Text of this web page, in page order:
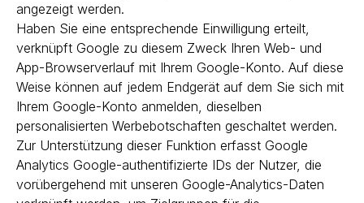
angezeigt werden.
Haben Sie eine entsprechende Einwilligung erteilt,
verknüpft Google zu diesem Zweck Ihren Web- und
App-Browserverlauf mit Ihrem Google-Konto. Auf diese
Weise können auf jedem Endgerät auf dem Sie sich mit
Ihrem Google-Konto anmelden, dieselben
personalisierten Werbebotschaften geschaltet werden.
Zur Unterstützung dieser Funktion erfasst Google
Analytics Google-authentifizierte IDs der Nutzer, die
vorübergehend mit unseren Google-Analytics-Daten